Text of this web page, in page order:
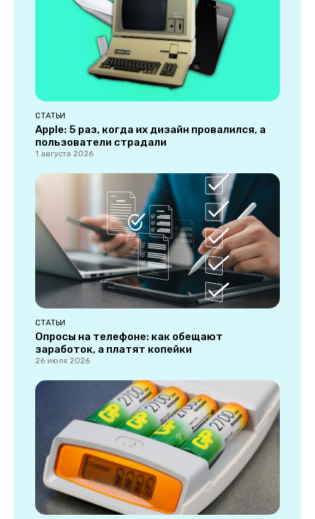
СТАТЬИ
Apple: 5 раз, когда их дизайн провалился, а
пользователи страдали
1 августа 2026
СТАТЬИ
Опросы на телефоне: как обещают
заработок, а платят копейки
26 июля 2026